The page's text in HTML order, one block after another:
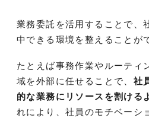
業務委託を活用することで、
中できる環境を整えることが
たとえば事務作業やルーティ
域を外部に任せることで、 社
的な業務にリソースを割ける
れにより、社員のモチベーシ